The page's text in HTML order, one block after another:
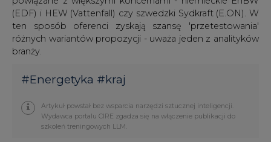
(EDF) i HEW (Vattenfall) czy szwedzki Sydkraft (E.ON). W
ten sposób oferenci zyskają szansę 'przetestowania'
różnych wariantów propozycji - uważa jeden z analityków
branży.
#Energetyka #kraj
Artykuł powstał bez wsparcia narzędzi sztucznej inteligencji.
Wydawca portalu CIRE zgadza się na włączenie publikacji do
szkoleń treningowych LLM.